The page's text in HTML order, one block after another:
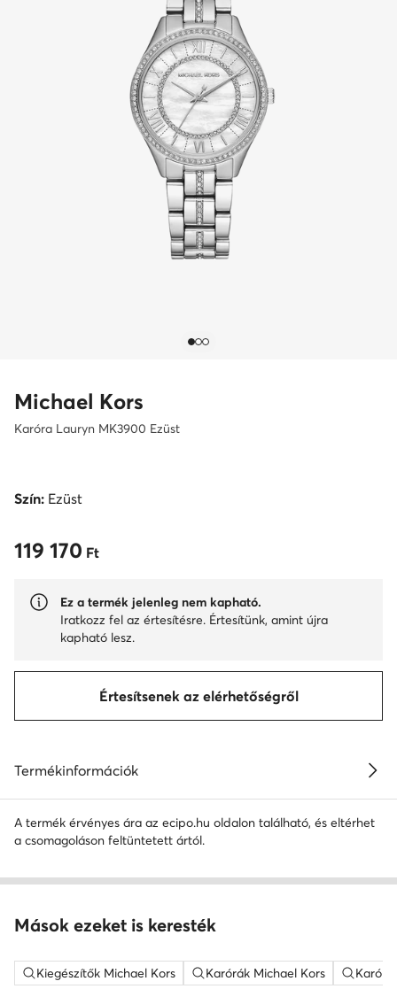
Michael Kors
Karóra Lauryn MK3900 Ezüst
Szín: Ezüst
119 170 Ft
119 170 Ft
Ez a termék jelenleg nem kapható.
Iratkozz fel az értesítésre. Értesítünk, amint újra
kapható lesz.
Értesítsenek az elérhetőségről
Termékinformációk
A termék érvényes ára az ecipo.hu oldalon található, és eltérhet
a csomagoláson feltüntetett ártól.
Mások ezeket is keresték
Kiegészítők Michael Kors Karórák Michael Kors